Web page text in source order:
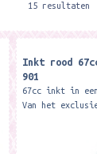
15 resultaten
Inkt rood
901
67cc inkt in
Van het